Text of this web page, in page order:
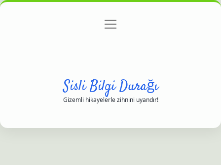
Gizlilik Politikası
menüyü
Sisli Bilgi Durağı
Gizemli hikayelerle zihnini uyandır!